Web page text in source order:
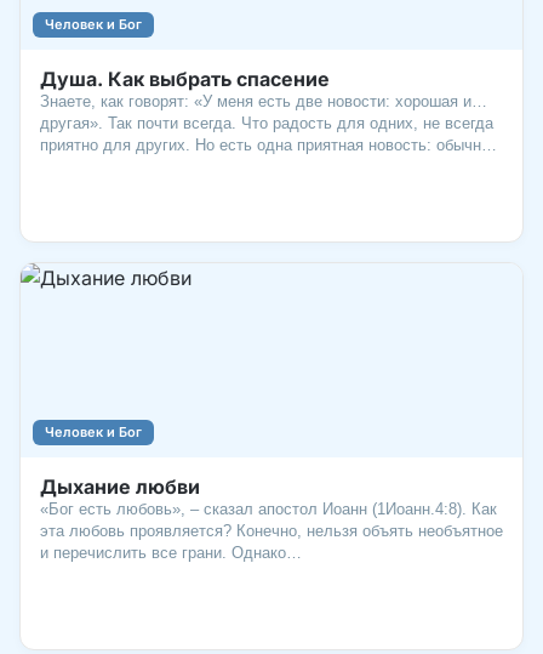
Человек и Бог
Душа. Как выбрать спасение
Знаете, как говорят: «У меня есть две новости: хорошая и…
другая». Так почти всегда. Что радость для одних, не всегда
приятно для других. Но есть одна приятная новость: обычно
Человек и Бог
Дыхание любви
«Бог есть любовь», – сказал апостол Иоанн (1Иоанн.4:8). Как
эта любовь проявляется? Конечно, нельзя объять необъятное
и перечислить все грани. Однако…